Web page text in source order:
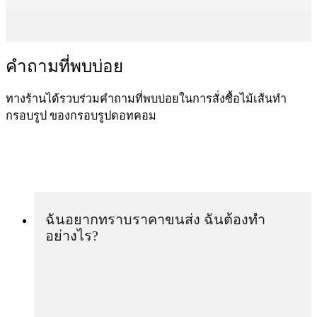
คำถามที่พบบ่อย
ทางร้านได้รวบร่วมคำถามที่พบบ่อยในการสั่งซื้อไม้เส้นทำ
กรอบรูป ของกรอบรูปดอทคอม
ฉันอยากทราบราคาขนส่ง ฉันต้องทำ
อย่างไร?